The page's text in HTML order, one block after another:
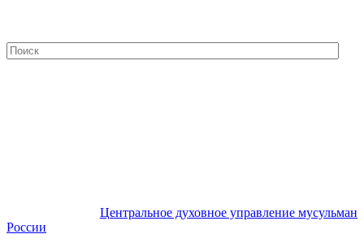
Центральное духовное управление мусульман
России